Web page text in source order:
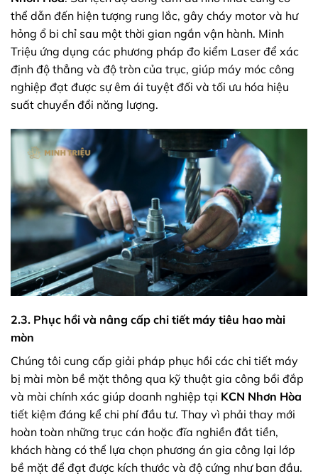
thể dẫn đến hiện tượng rung lắc, gây cháy motor và hư
hỏng ổ bi chỉ sau một thời gian ngắn vận hành. Minh
Triệu ứng dụng các phương pháp đo kiểm Laser để xác
định độ thẳng và độ tròn của trục, giúp máy móc công
nghiệp đạt được sự êm ái tuyệt đối và tối ưu hóa hiệu
suất chuyển đổi năng lượng.
2.3. Phục hồi và nâng cấp chi tiết máy tiêu hao mài
mòn
Chúng tôi cung cấp giải pháp phục hồi các chi tiết máy
bị mài mòn bề mặt thông qua kỹ thuật gia công bồi đắp
và mài chính xác giúp doanh nghiệp tại KCN Nhơn Hòa
tiết kiệm đáng kể chi phí đầu tư. Thay vì phải thay mới
hoàn toàn những trục cán hoặc đĩa nghiền đắt tiền,
khách hàng có thể lựa chọn phương án gia công lại lớp
bề mặt để đạt được kích thước và độ cứng như ban đầu.